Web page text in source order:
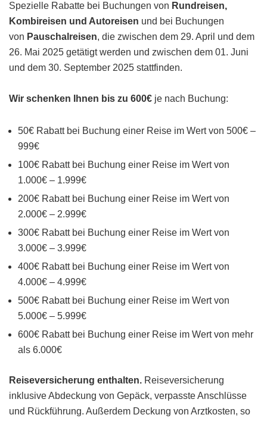
Spezielle Rabatte bei Buchungen von Rundreisen,
Kombireisen und Autoreisen und bei Buchungen
von Pauschalreisen, die zwischen dem 29. April und dem
26. Mai 2025 getätigt werden und zwischen dem 01. Juni
und dem 30. September 2025 stattfinden.
Wir schenken Ihnen bis zu 600€ je nach Buchung:
50€ Rabatt bei Buchung einer Reise im Wert von 500€ –
999€
100€ Rabatt bei Buchung einer Reise im Wert von
1.000€ – 1.999€
200€ Rabatt bei Buchung einer Reise im Wert von
2.000€ – 2.999€
300€ Rabatt bei Buchung einer Reise im Wert von
3.000€ – 3.999€
400€ Rabatt bei Buchung einer Reise im Wert von
4.000€ – 4.999€
500€ Rabatt bei Buchung einer Reise im Wert von
5.000€ – 5.999€
600€ Rabatt bei Buchung einer Reise im Wert von mehr
als 6.000€
Reiseversicherung enthalten. Reiseversicherung
inklusive Abdeckung von Gepäck, verpasste Anschlüsse
und Rückführung. Außerdem Deckung von Arztkosten, so